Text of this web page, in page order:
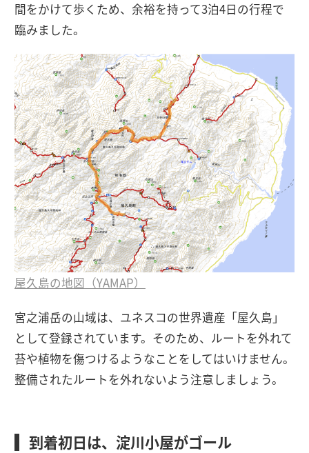
間をかけて歩くため、余裕を持って3泊4日の行程で
臨みました。
屋久島の地図（YAMAP）
宮之浦岳の山域は、ユネスコの世界遺産「屋久島」
として登録されています。そのため、ルートを外れて
苔や植物を傷つけるようなことをしてはいけません。
整備されたルートを外れないよう注意しましょう。
到着初日は、淀川小屋がゴール